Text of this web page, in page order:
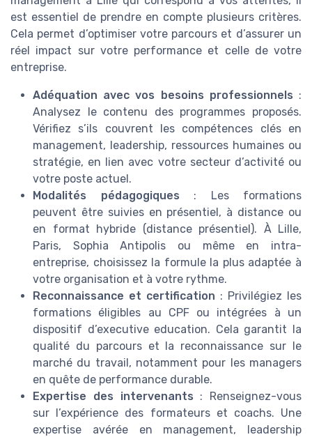
est essentiel de prendre en compte plusieurs critères.
Cela permet d’optimiser votre parcours et d’assurer un
réel impact sur votre performance et celle de votre
entreprise.
Adéquation avec vos besoins professionnels :
Analysez le contenu des programmes proposés.
Vérifiez s’ils couvrent les compétences clés en
management, leadership, ressources humaines ou
stratégie, en lien avec votre secteur d’activité ou
votre poste actuel.
Modalités pédagogiques : Les formations
peuvent être suivies en présentiel, à distance ou
en format hybride (distance présentiel). À Lille,
Paris, Sophia Antipolis ou même en intra-
entreprise, choisissez la formule la plus adaptée à
votre organisation et à votre rythme.
Reconnaissance et certification : Privilégiez les
formations éligibles au CPF ou intégrées à un
dispositif d’executive education. Cela garantit la
qualité du parcours et la reconnaissance sur le
marché du travail, notamment pour les managers
en quête de performance durable.
Expertise des intervenants : Renseignez-vous
sur l’expérience des formateurs et coachs. Une
expertise avérée en management, leadership